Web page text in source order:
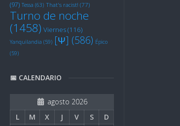
(97) Tessa (63) That's racist! (77)
Turno de noche
(1458) Viernes(116)
Yanquilandia (59) [Ψ] (586) Épico
(59)
📅 CALENDARIO
agosto 2026
L
M X J V S
D